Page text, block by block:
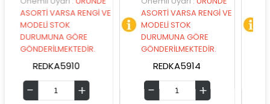
VARSA RENGİ VE
STOK
GÖRE
ASORTİ VARSA RENGİ VE
MODELİ STOK
DURUMUNA GÖRE
GÖNDERİLMEKTEDİR.
REDKA5914
ASORTİ
MODELİ STOK